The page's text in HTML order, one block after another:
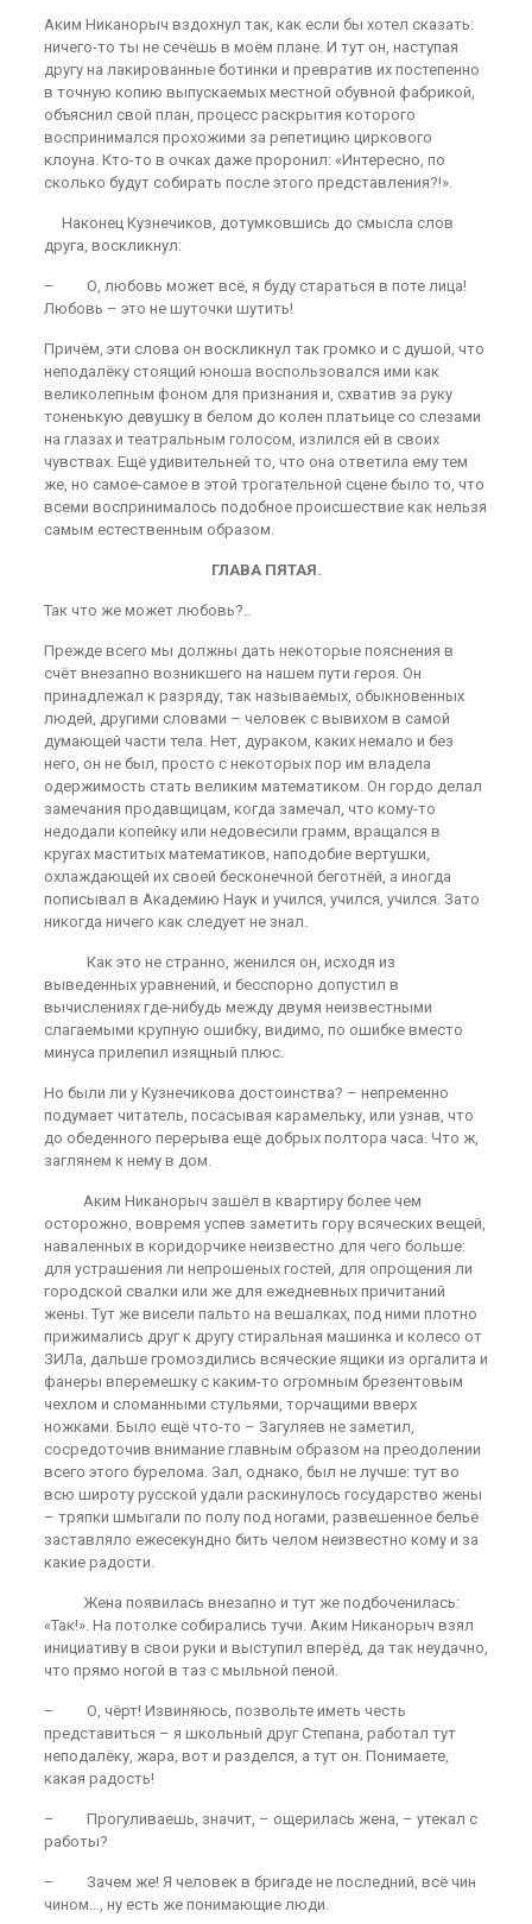
Аким Никанорыч вздохнул так, как если бы хотел сказать:
ничего-то ты не сечёшь в моём плане. И тут он, наступая
другу на лакированные ботинки и превратив их постепенно
в точную копию выпускаемых местной обувной фабрикой,
объяснил свой план, процесс раскрытия которого
воспринимался прохожими за репетицию циркового
клоуна. Кто-то в очках даже проронил: «Интересно, по
сколько будут собирать после этого представления?!».
Наконец Кузнечиков, дотумковшись до смысла слов
друга, воскликнул:
– О, любовь может всё, я буду стараться в поте лица!
Любовь – это не шуточки шутить!
Причём, эти слова он воскликнул так громко и с душой, что
неподалёку стоящий юноша воспользовался ими как
великолепным фоном для признания и, схватив за руку
тоненькую девушку в белом до колен платьице со слезами
на глазах и театральным голосом, излился ей в своих
чувствах. Ещё удивительней то, что она ответила ему тем
же, но самое-самое в этой трогательной сцене было то, что
всеми воспринималось подобное происшествие как нельзя
самым естественным образом.
ГЛАВА ПЯТАЯ.
Так что же может любовь?..
Прежде всего мы должны дать некоторые пояснения в
счёт внезапно возникшего на нашем пути героя. Он
принадлежал к разряду, так называемых, обыкновенных
людей, другими словами – человек с вывихом в самой
думающей части тела. Нет, дураком, каких немало и без
него, он не был, просто с некоторых пор им владела
одержимость стать великим математиком. Он гордо делал
замечания продавщицам, когда замечал, что кому-то
недодали копейку или недовесили грамм, вращался в
кругах маститых математиков, наподобие вертушки,
охлаждающей их своей бесконечной беготнёй, а иногда
пописывал в Академию Наук и учился, учился, учился. Зато
никогда ничего как следует не знал.
Как это не странно, женился он, исходя из
выведенных уравнений, и бесспорно допустил в
вычислениях где-нибудь между двумя неизвестными
слагаемыми крупную ошибку, видимо, по ошибке вместо
минуса прилепил изящный плюс.
Но были ли у Кузнечикова достоинства? – непременно
подумает читатель, посасывая карамельку, или узнав, что
до обеденного перерыва ещё добрых полтора часа. Что ж,
заглянем к нему в дом.
Аким Никанорыч зашёл в квартиру более чем
осторожно, вовремя успев заметить гору всяческих вещей,
наваленных в коридорчике неизвестно для чего больше:
для устрашения ли непрошеных гостей, для опрощения ли
городской свалки или же для ежедневных причитаний
жены. Тут же висели пальто на вешалках, под ними плотно
прижимались друг к другу стиральная машинка и колесо от
ЗИЛа, дальше громоздились всяческие ящики из оргалита и
фанеры вперемешку с каким-то огромным брезентовым
чехлом и сломанными стульями, торчащими вверх
ножками. Было ещё что-то – Загуляев не заметил,
сосредоточив внимание главным образом на преодолении
всего этого бурелома. Зал, однако, был не лучше: тут во
всю широту русской удали раскинулось государство жены
– тряпки шмыгали по полу под ногами, развешенное бельё
заставляло ежесекундно бить челом неизвестно кому и за
какие радости.
Жена появилась внезапно и тут же подбоченилась:
«Так!». На потолке собирались тучи. Аким Никанорыч взял
инициативу в свои руки и выступил вперёд, да так неудачно,
что прямо ногой в таз с мыльной пеной.
– О, чёрт! Извиняюсь, позвольте иметь честь
представиться – я школьный друг Степана, работал тут
неподалёку, жара, вот и разделся, а тут он. Понимаете,
какая радость!
– Прогуливаешь, значит, – ощерилась жена, – утекал с
работы?
– Зачем же! Я человек в бригаде не последний, всё чин
чином…, ну есть же понимающие люди.